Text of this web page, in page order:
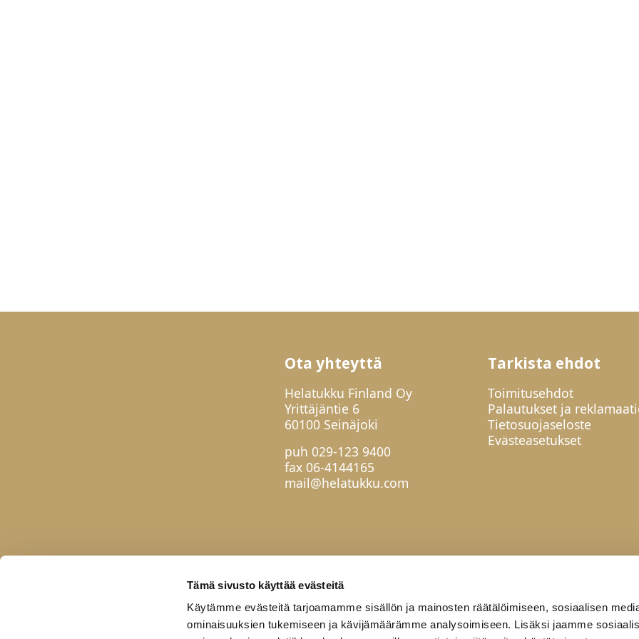
Tämä sivusto käyttää evästeitä
Käytämme evästeitä tarjoamamme sisällön ja mainosten räätälöimiseen, sosiaalisen
ominaisuuksien tukemiseen ja kävijämäärämme analysoimiseen. Lisäksi jaamme
Ota yhteyttä
Helatukku Finland Oy
Yrittäjäntie 6
60100 Seinäjoki
puh 029-123 9400
fax 06-4144165
mail@helatukku.com
Tarkista ehdot
Toimitusehdot
Palautukset ja
Tietosuojaseloste
Evästeasetukset